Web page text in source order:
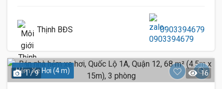
Thịnh BĐS 0903394679
Hẻm Xe Hơi (4 m)
1 / 9 16